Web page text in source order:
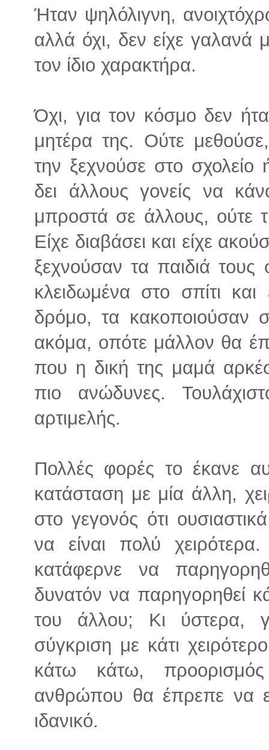
Ήταν ψηλόλιγνη,
αλλά όχι, δεν είχε γαλανά
τον ίδιο χαρακτήρα.
Όχι, για τον κόσμο δεν
μητέρα της. Ούτε
την ξεχνούσε στο σχολείο
δει άλλους γονείς να
μπροστά σε άλλους, ούτε
Είχε διαβάσει και είχε
ξεχνούσαν τα παιδιά
κλειδωμένα στο σπίτι
δρόμο, τα κακοποιούσαν
ακόμα, οπότε μάλλον θα
που η δική της μαμά
πιο ανώδυνες.
αρτιμελής.
Πολλές φορές το έκανε
κατάσταση με μία άλλη,
στο γεγονός ότι
να είναι πολύ
κατάφερνε να
δυνατόν να παρηγορηθεί
του άλλου; Κι ύστερα,
σύγκριση με κάτι
κάτω κάτω,
ανθρώπου θα έπρεπε να
ιδανικό.